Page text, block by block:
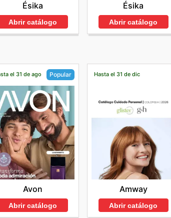
Ésika
Abrir catálogo
Ésika
Abrir catálogo
el 31 de ago Popular
Avon
Abrir catálogo
Hasta el 31 de dic
Amway
Abrir catálogo